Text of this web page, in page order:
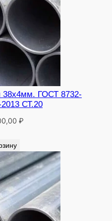
38х4мм. ГОСТ 8732-
СТ.20
₽